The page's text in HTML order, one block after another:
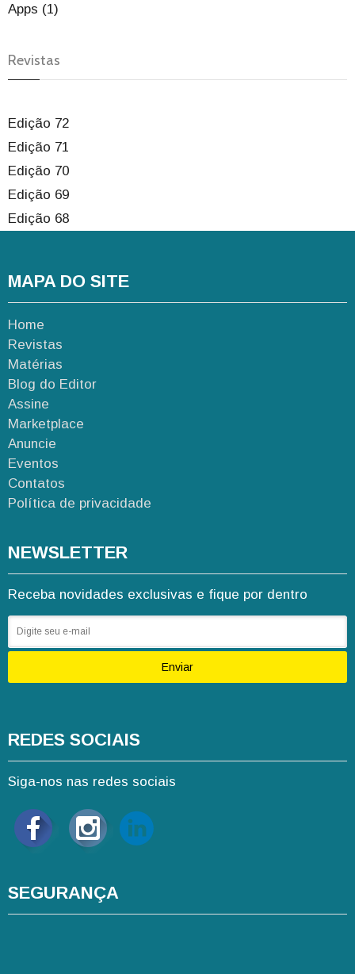
Apps (1)
Revistas
Edição 72
Edição 71
Edição 70
Edição 69
Edição 68
MAPA DO SITE
Home
Revistas
Matérias
Blog do Editor
Assine
Marketplace
Anuncie
Eventos
Contatos
Política de privacidade
NEWSLETTER
Receba novidades exclusivas e fique por dentro
Enviar
REDES SOCIAIS
Siga-nos nas redes sociais
SEGURANÇA